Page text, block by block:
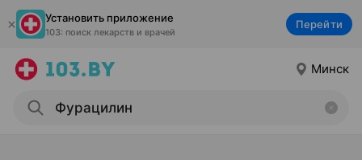
Установить приложение
103: поиск лекарств и врачей
Перейти
Минск